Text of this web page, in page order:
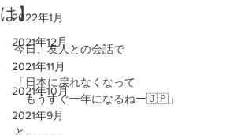
2022年1月
2021年12月
2021年11月
2021年10月
2021年9月
は】
今日、友人との会話で
「日本に戻れなくなって
もうすぐ一年になるねー🇯🇵」
と。